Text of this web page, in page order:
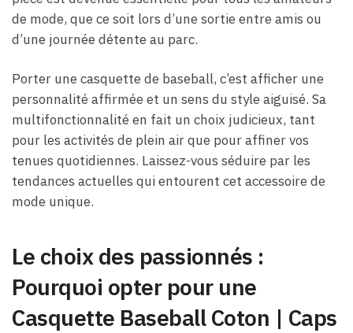
de mode, que ce soit lors d’une sortie entre amis ou
d’une journée détente au parc.
Porter une casquette de baseball, c’est afficher une
personnalité affirmée et un sens du style aiguisé. Sa
multifonctionnalité en fait un choix judicieux, tant
pour les activités de plein air que pour affiner vos
tenues quotidiennes. Laissez-vous séduire par les
tendances actuelles qui entourent cet accessoire de
mode unique.
Le choix des passionnés :
Pourquoi opter pour une
Casquette Baseball Coton | Caps